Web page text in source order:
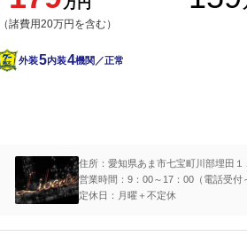
万円
（諸費用20万円を含む）
外装5内装4機関／正常
住所：愛知県あま市七宝町川部埋田１
営業時間：9：00～17：00（電話受付
定休日：月曜＋不定休